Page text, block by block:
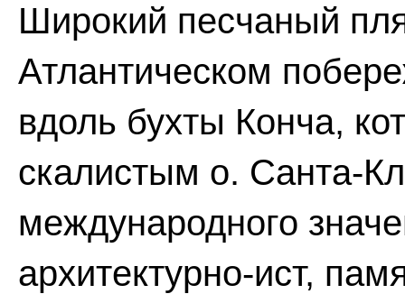
Широкий песчаный
Атлантическом
вдоль бухты Конча,
скалистым о. Санта-
международного
архитектурно-ист,